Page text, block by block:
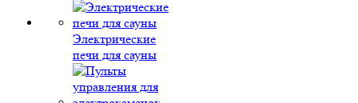
Электрические
печи для сауны